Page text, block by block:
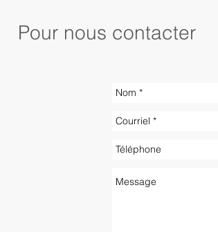
Pour nous contacter